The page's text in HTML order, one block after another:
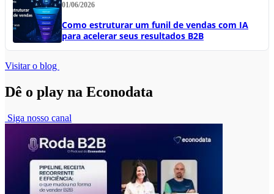
01/06/2026
Como estruturar um funil de vendas com IA
para acelerar seus resultados B2B
Visitar o blog
Dê o play na Econodata
Siga nosso canal